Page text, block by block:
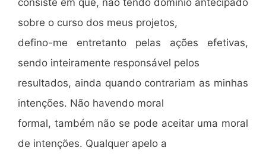
consiste em que, não tendo domínio antecipado
sobre o curso dos meus projetos,
defino-me entretanto pelas ações efetivas,
sendo inteiramente responsável pelos
resultados, ainda quando contrariam as minhas
intenções. Não havendo moral
formal, também não se pode aceitar uma moral
de intenções. Qualquer apelo a